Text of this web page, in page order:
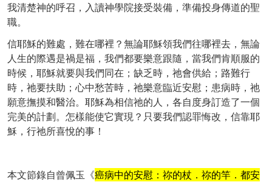
我清楚神的呼召，入讀神學院接受裝備，準備投身傳道的聖
職。
信耶穌的難處，難在哪裡？無論耶穌領我們往哪裡去，無論
人生的際遇是禍是福，我們都要樂意跟隨，當我們肯順服的
時候，耶穌就要與我們同在；缺乏時，祂會供給；路難行
時，祂要扶助；心中愁苦時，祂樂意臨近安慰；患病時，祂
願意撫摸和醫治。耶穌為相信祂的人，各自度身訂造了一個
完美的計劃。怎樣能使它實現？只要我們認罪悔改，信靠耶
穌，行祂所喜悅的事！
本文節錄自曾佩玉《癌病中的安慰：祢的杖．祢的竿．都安